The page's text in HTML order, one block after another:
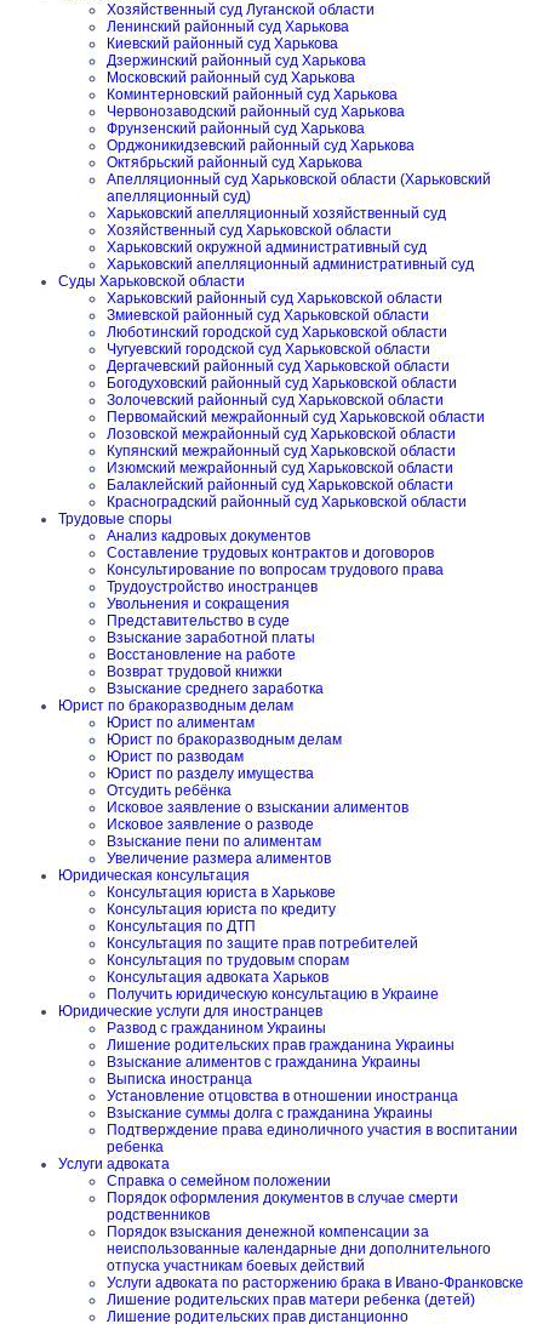
Хозяйственный суд Луганской области
Ленинский районный суд Харькова
Киевский районный суд Харькова
Дзержинский районный суд Харькова
Московский районный суд Харькова
Коминтерновский районный суд Харькова
Червонозаводский районный суд Харькова
Фрунзенский районный суд Харькова
Орджоникидзевский районный суд Харькова
Октябрьский районный суд Харькова
Апелляционный суд Харьковской области (Харьковский
апелляционный суд)
Харьковский апелляционный хозяйственный суд
Хозяйственный суд Харьковской области
Харьковский окружной административный суд
Харьковский апелляционный административный суд
Суды Харьковской области
Харьковский районный суд Харьковской области
Змиевской районный суд Харьковской области
Люботинский городской суд Харьковской области
Чугуевский городской суд Харьковской области
Дергачевский районный суд Харьковской области
Богодуховский районный суд Харьковской области
Золочевский районный суд Харьковской области
Первомайский межрайонный суд Харьковской области
Лозовской межрайонный суд Харьковской области
Купянский межрайонный суд Харьковской области
Изюмский межрайонный суд Харьковской области
Балаклейский районный суд Харьковской области
Красноградский районный суд Харьковской области
Трудовые споры
Анализ кадровых документов
Составление трудовых контрактов и договоров
Консультирование по вопросам трудового права
Трудоустройство иностранцев
Увольнения и сокращения
Представительство в суде
Взыскание заработной платы
Восстановление на работе
Возврат трудовой книжки
Взыскание среднего заработка
Юрист по бракоразводным делам
Юрист по алиментам
Юрист по бракоразводным делам
Юрист по разводам
Юрист по разделу имущества
Отсудить ребёнка
Исковое заявление о взыскании алиментов
Исковое заявление о разводе
Взыскание пени по алиментам
Увеличение размера алиментов
Юридическая консультация
Консультация юриста в Харькове
Консультация юриста по кредиту
Консультация по ДТП
Консультация по защите прав потребителей
Консультация по трудовым спорам
Консультация адвоката Харьков
Получить юридическую консультацию в Украине
Юридические услуги для иностранцев
Развод с гражданином Украины
Лишение родительских прав гражданина Украины
Взыскание алиментов с гражданина Украины
Выписка иностранца
Установление отцовства в отношении иностранца
Взыскание суммы долга с гражданина Украины
Подтверждение права единоличного участия в воспитании
ребенка
Услуги адвоката
Справка о семейном положении
Порядок оформления документов в случае смерти
родственников
Порядок взыскания денежной компенсации за
неиспользованные календарные дни дополнительного
отпуска участникам боевых действий
Услуги адвоката по расторжению брака в Ивано-Франковске
Лишение родительских прав матери ребенка (детей)
Лишение родительских прав дистанционно